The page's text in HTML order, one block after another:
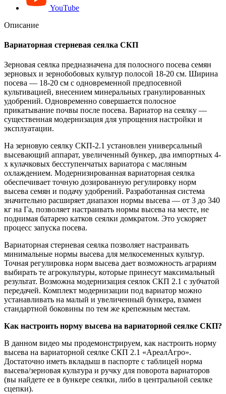
YouTube
Описание
Вариаторная стерневая сеялка СКП
Зерновая сеялка предназначена для полосного посева семян
зерновых и зернобобовых культур полосой 18-20 см. Ширина
посева — 18-20 см с одновременной предпосевной
культивацией, внесением минеральных гранулированных
удобрений. Одновременно совершается полосное
прикатывание почвы после посева. Вариатор на сеялку —
существенная модернизация для упрощения настройки и
эксплуатации.
На зерновую сеялку СКП-2.1 установлен универсальный
высевающий аппарат, увеличенный бункер, два импортных 4-
х кулачковых бесступенчатых вариатора с масляным
охлаждением. Модернизированная вариаторная сеялка
обеспечивает точную дозированную регулировку норм
высева семян и подачу удобрений. Разработанная система
значительно расширяет диапазон нормы высева — от 3 до 340
кг на Га, позволяет настраивать нормы высева на месте, не
поднимая батарею катков сеялки домкратом. Это ускоряет
процесс запуска посева.
Вариаторная стерневая сеялка позволяет настраивать
минимальные нормы высева для мелкосеменных культур.
Точная регулировка норм высева дает возможность аграриям
выбирать те агрокультуры, которые принесут максимальный
результат. Возможна модернизация сеялок СКП 2.1 с зубчатой
передачей. Комплект модернизации под вариатор можно
устанавливать на малый и увеличенный бункера, взамен
стандартной боковины по тем же крепежным местам.
Как настроить норму высева на вариаторной сеялке СКП?
В данном видео мы продемонстрируем, как настроить норму
высева на вариаторной сеялке СКП 2.1 «АреалАгро».
Достаточно иметь вкладыш в паспорте с таблицей норма
высева/зерновая культура и ручку для поворота вариаторов
(вы найдете ее в бункере сеялки, либо в центральной сеялке
сцепки).